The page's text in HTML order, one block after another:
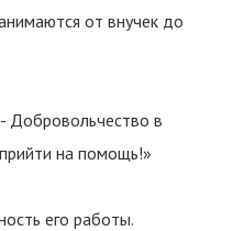
от внучек до
Добровольчество в
на помощь!»
его работы.